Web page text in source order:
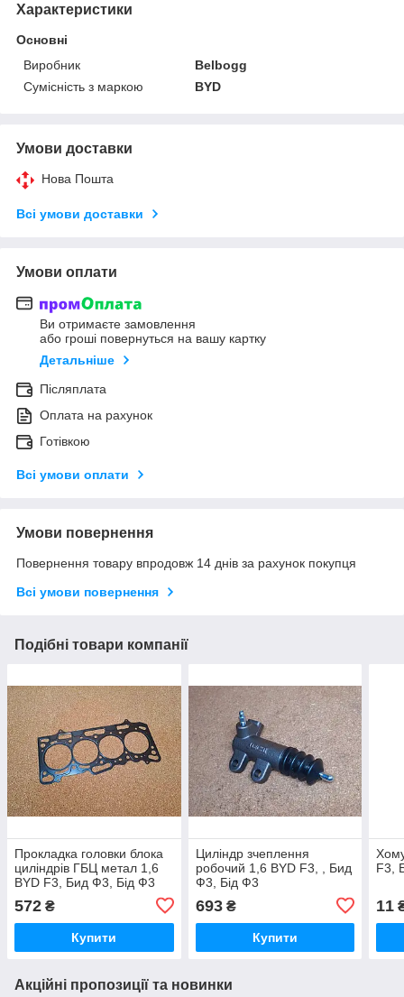
Характеристики
Основні
Виробник
Belbogg
Сумісність з маркою
BYD
Умови доставки
Нова Пошта
Всі умови доставки
Умови оплати
Ви отримаєте замовлення
або гроші повернуться на вашу картку
Детальніше
Післяплата
Оплата на рахунок
Готівкою
Всі умови оплати
Умови повернення
Повернення товару впродовж 14 днів за рахунок покупця
Всі умови повернення
Подібні товари компанії
Прокладка головки блока
циліндрів ГБЦ метал 1,6
BYD F3, Бид Ф3, Бід Ф3
572 ₴
Купити
Циліндр зчеплення
робочий 1,6 BYD F3, , Бид
Ф3, Бід Ф3
693₴
Купити
F3,
11
Акційні пропозиції та новинки